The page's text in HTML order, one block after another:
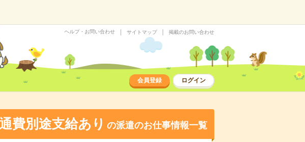
ヘルプ・お問い合わせ サイトマップ 掲載のお問い合わせ
会員登録 ログイン
費別途支給あり の派遣のお仕事情報一覧